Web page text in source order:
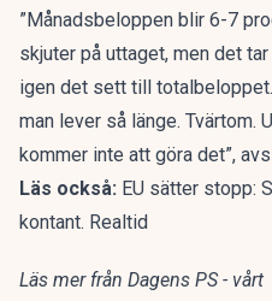
”Månadsbeloppen blir 6-7
skjuter på uttaget, men det
igen det sett till
man lever så länge. Tvärtom.
kommer inte att göra det”,
Läs också: EU sätter stopp:
kontant. Realtid
Läs mer från Dagens PS - vårt